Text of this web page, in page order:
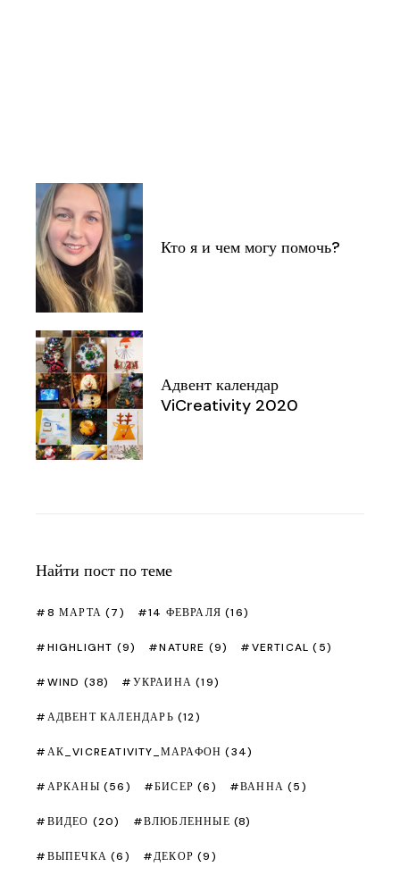
Кто я и чем могу помочь?
Адвент календар
ViCreativity 2020
Найти пост по теме
8 МАРТА (7) 14 ФЕВРАЛЯ (16)
HIGHLIGHT (9) NATURE (9) VERTICAL (5)
WIND (38) УКРАИНА (19)
АДВЕНТ КАЛЕНДАРЬ (12)
АК_VICREATIVITY_МАРАФОН (34)
АРКАНЫ (56) БИСЕР (6) ВАННА (5)
ВИДЕО (20) ВЛЮБЛЕННЫЕ (8)
ВЫПЕЧКА (6) ДЕКОР (9)